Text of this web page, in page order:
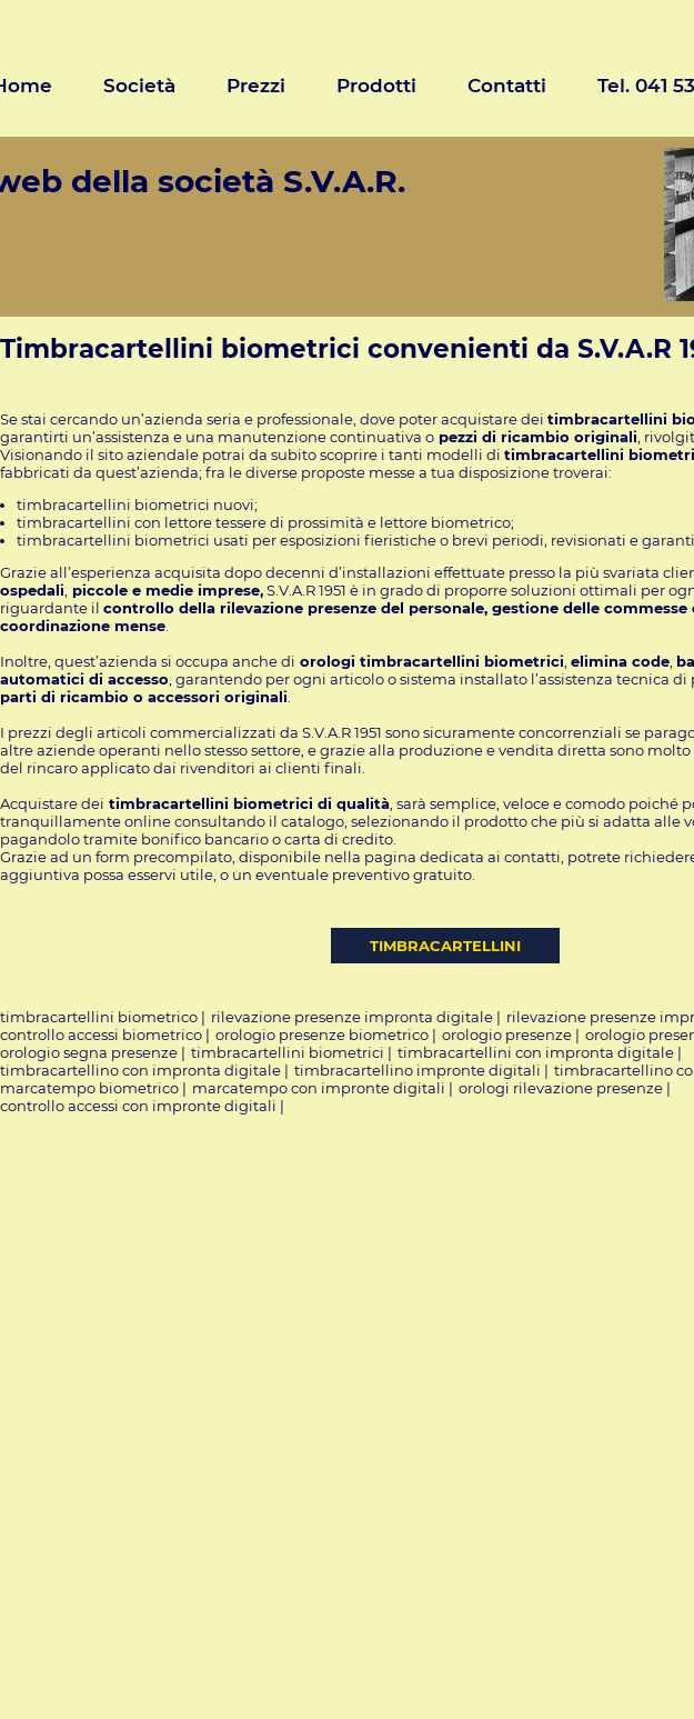
Società Prezzi Prodotti Contatti Tel. 041
della società S.V.A.R.
Timbracartellini biometrici convenienti da S.V.A.R
Se stai cercando un’azienda seria e professionale, dove poter acquistare dei timbracartellini
garantirti un’assistenza e una manutenzione continuativa o pezzi di ricambio originali ,
Visionando il sito aziendale potrai da subito scoprire i tanti modelli di timbracartellini
fabbricati da quest’azienda; fra le diverse proposte messe a tua disposizione troverai:
timbracartellini biometrici nuovi;
timbracartellini con lettore tessere di prossimità e lettore biometrico;
timbracartellini biometrici usati per esposizioni fieristiche o brevi periodi, revisionati e
Grazie all’esperienza acquisita dopo decenni d’installazioni effettuate presso la più svariata
ospedali piccole e medie imprese,S.V.A.R 1951 è in grado di proporre soluzioni ottimali per
riguardante il controllo della rilevazione presenze del personale, gestione delle commesse
coordinazione mense
Inoltre, quest’azienda si occupa anche di orologi timbracartellini biometrici elimina code
automatici di accesso , garantendo per ogni articolo o sistema installato l’assistenza tecnica
parti di ricambio o accessori originali
I prezzi degli articoli commercializzati da S.V.A.R 1951 sono sicuramente concorrenziali se
altre aziende operanti nello stesso settore, e grazie alla produzione e vendita diretta sono
del rincaro applicato dai rivenditori ai clienti finali.
Acquistare dei timbracartellini biometrici di qualità , sarà semplice, veloce e comodo poiché
tranquillamente online consultando il catalogo, selezionando il prodotto che più si adatta alle
pagandolo tramite bonifico bancario o carta di credito.
Grazie ad un form precompilato, disponibile nella pagina dedicata ai contatti, potrete
aggiuntiva possa esservi utile, o un eventuale preventivo gratuito.
TIMBRACARTELLINI
timbracartellini biometrico | rilevazione presenze impronta digitale | rilevazione presenze
controllo accessi biometrico | orologio presenze biometrico | orologio presenze | orologio
orologio segna presenze | timbracartellini biometrici | timbracartellini con impronta digitale |
timbracartellino con impronta digitale | timbracartellino impronte digitali | timbracartellino
marcatempo biometrico | marcatempo con impronte digitali | orologi rilevazione presenze |
controllo accessi con impronte digitali |